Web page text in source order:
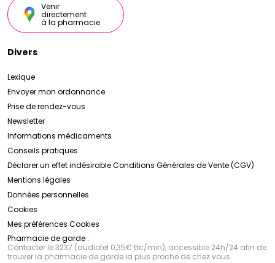
Venir
directement
à la pharmacie
Divers
Lexique
Envoyer mon ordonnance
Prise de rendez-vous
Newsletter
Informations médicaments
Conseils pratiques
Déclarer un effet indésirableConditions Générales de Vente (CGV)
Mentions légales
Données personnelles
Cookies
Mes préférences Cookies
Pharmacie de garde :
Contacter le 3237 (audiotel 0,35€ ttc/min), accessible 24h/24 afin de
trouver la pharmacie de garde la plus proche de chez vous